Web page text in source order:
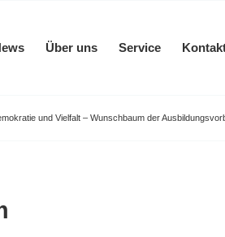
Über uns Service
und Vielfalt – Wunschbaum der